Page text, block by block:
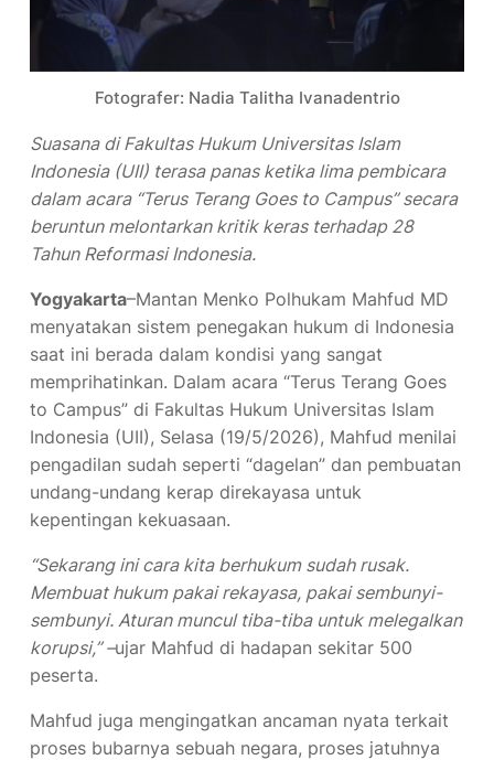
Fotografer: Nadia Talitha Ivanadentrio
Suasana di Fakultas Hukum Universitas Islam
Indonesia (UII) terasa panas ketika lima pembicara
dalam acara “Terus Terang Goes to Campus” secara
beruntun melontarkan kritik keras terhadap 28
Tahun Reformasi Indonesia.
Yogyakarta–Mantan Menko Polhukam Mahfud MD
menyatakan sistem penegakan hukum di Indonesia
saat ini berada dalam kondisi yang sangat
memprihatinkan. Dalam acara “Terus Terang Goes
to Campus” di Fakultas Hukum Universitas Islam
Indonesia (UII), Selasa (19/5/2026), Mahfud menilai
pengadilan sudah seperti “dagelan” dan pembuatan
undang-undang kerap direkayasa untuk
kepentingan kekuasaan.
“Sekarang ini cara kita berhukum sudah rusak.
Membuat hukum pakai rekayasa, pakai sembunyi-
sembunyi. Aturan muncul tiba-tiba untuk melegalkan
korupsi,” –ujar Mahfud di hadapan sekitar 500
peserta.
Mahfud juga mengingatkan ancaman nyata terkait
proses bubarnya sebuah negara, proses jatuhnya